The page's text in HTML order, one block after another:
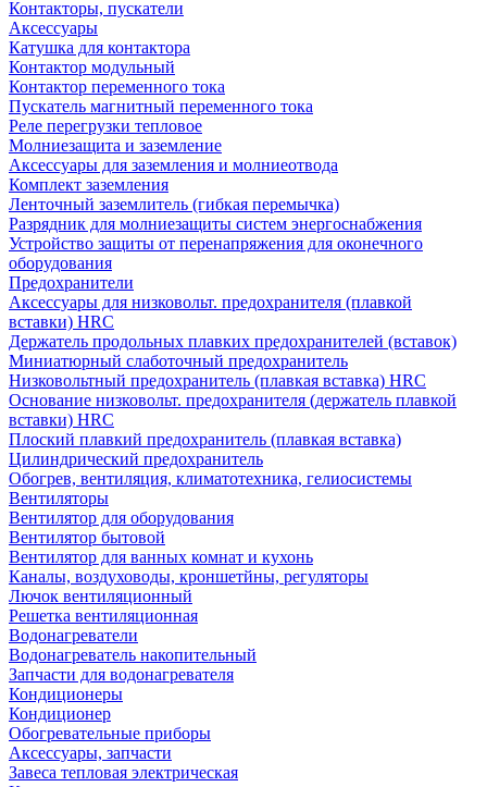
Контакторы, пускатели
Аксессуары
Катушка для контактора
Контактор модульный
Контактор переменного тока
Пускатель магнитный переменного тока
Реле перегрузки тепловое
Молниезащита и заземление
Аксессуары для заземления и молниеотвода
Комплект заземления
Ленточный заземлитель (гибкая перемычка)
Разрядник для молниезащиты систем энергоснабжения
Устройство защиты от перенапряжения для оконечного
оборудования
Предохранители
Аксессуары для низковольт. предохранителя (плавкой
вставки) HRC
Держатель продольных плавких предохранителей (вставок)
Миниатюрный слаботочный предохранитель
Низковольтный предохранитель (плавкая вставка) HRC
Основание низковольт. предохранителя (держатель плавкой
вставки) HRC
Плоский плавкий предохранитель (плавкая вставка)
Цилиндрический предохранитель
Обогрев, вентиляция, климатотехника, гелиосистемы
Вентиляторы
Вентилятор для оборудования
Вентилятор бытовой
Вентилятор для ванных комнат и кухонь
Каналы, воздуховоды, кроншетйны, регуляторы
Лючок вентиляционный
Решетка вентиляционная
Водонагреватели
Водонагреватель накопительный
Запчасти для водонагревателя
Кондиционеры
Кондиционер
Обогревательные приборы
Аксессуары, запчасти
Завеса тепловая электрическая